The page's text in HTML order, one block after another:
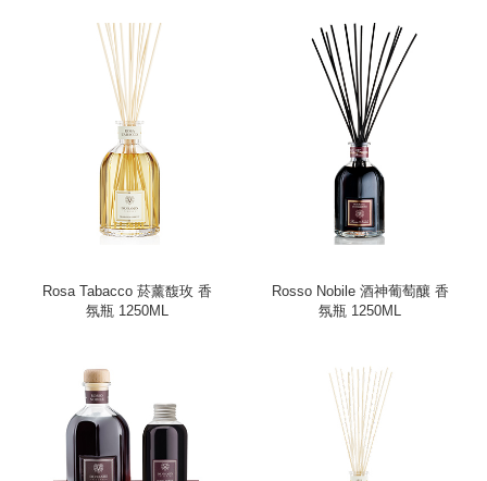
Rosa Tabacco 菸薰馥玫 香
氛瓶 1250ML
Rosso Nobile 酒神葡萄釀 香
氛瓶 1250ML